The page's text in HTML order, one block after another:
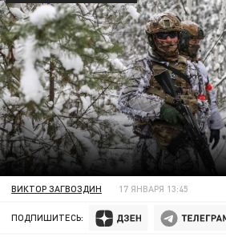
ВИКТОР ЗАГВОЗДИН 17 ЯНВАРЯ 13:45
ПОДПИШИТЕСЬ: